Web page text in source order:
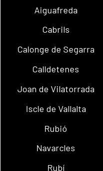
Aiguafreda
Cabrils
Calonge de Segarra
Calldetenes
Joan de Vilatorrada
Iscle de Vallalta
Rubió
Navarcles
Rubí